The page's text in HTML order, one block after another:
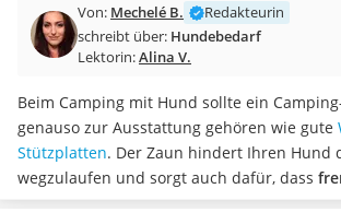
Masturbator
Massagepistole
Reisehaartrockner
Eiweißpulver
Magnesiumpräparat
Katzenklappe
Nackenmassagegerät
Von: Mechelé B.
Redakteurin
schreibt über: Hundebedarf
Lektorin:Alina V.
Beim Camping mit Hund sollte ein
genauso zur Ausstattung gehören wie gute
Stützplatten. Der Zaun hindert Ihren Hund
wegzulaufen und sorgt auch dafür, dass
auf Ihr Grundstück kommen, wie Tests im